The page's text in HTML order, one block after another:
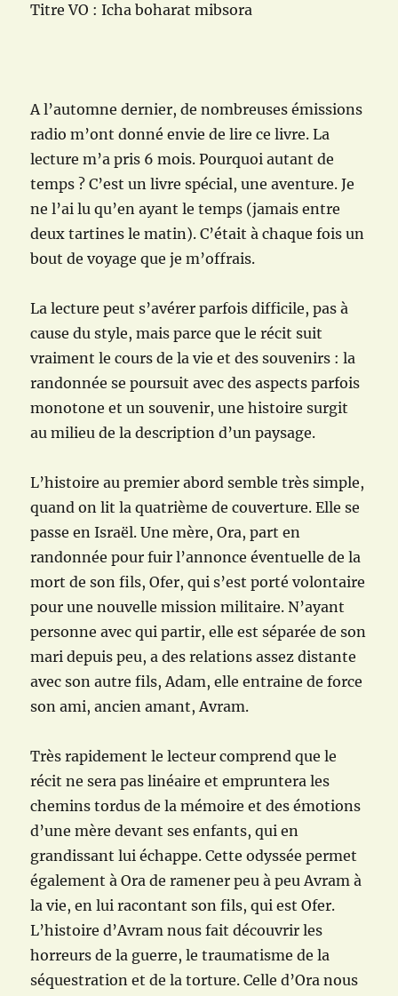
Titre VO : Icha boharat mibsora
A l’automne dernier, de nombreuses émissions
radio m’ont donné envie de lire ce livre. La
lecture m’a pris 6 mois. Pourquoi autant de
temps ? C’est un livre spécial, une aventure. Je
ne l’ai lu qu’en ayant le temps (jamais entre
deux tartines le matin). C’était à chaque fois un
bout de voyage que je m’offrais.
La lecture peut s’avérer parfois difficile, pas à
cause du style, mais parce que le récit suit
vraiment le cours de la vie et des souvenirs : la
randonnée se poursuit avec des aspects parfois
monotone et un souvenir, une histoire surgit
au milieu de la description d’un paysage.
L’histoire au premier abord semble très simple,
quand on lit la quatrième de couverture. Elle se
passe en Israël. Une mère, Ora, part en
randonnée pour fuir l’annonce éventuelle de la
mort de son fils, Ofer, qui s’est porté volontaire
pour une nouvelle mission militaire. N’ayant
personne avec qui partir, elle est séparée de son
mari depuis peu, a des relations assez distante
avec son autre fils, Adam, elle entraine de force
son ami, ancien amant, Avram.
Très rapidement le lecteur comprend que le
récit ne sera pas linéaire et empruntera les
chemins tordus de la mémoire et des émotions
d’une mère devant ses enfants, qui en
grandissant lui échappe. Cette odyssée permet
également à Ora de ramener peu à peu Avram à
la vie, en lui racontant son fils, qui est Ofer.
L’histoire d’Avram nous fait découvrir les
horreurs de la guerre, le traumatisme de la
séquestration et de la torture. Celle d’Ora nous